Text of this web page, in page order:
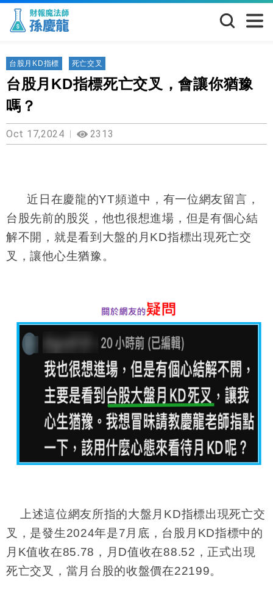
台股月KD指標 死亡交叉
台股月KD指標死亡交叉，會讓你猶豫
嗎？
Oct 17,2024 2313
近日在慶龍的YT頻道中，有一位網友留言，
台股先前的股災，他也很想進場，但是有個心結
解不開，就是看到大盤的月KD指標出現死亡交
叉，讓他心生猶豫。
上述這位網友所指的大盤月KD指標出現死亡交
叉，是發生2024年是7月底，台股月KD指標中的
月K值收在85.78，月D值收在88.52，正式出現
死亡交叉，當月台股的收盤價在22199。